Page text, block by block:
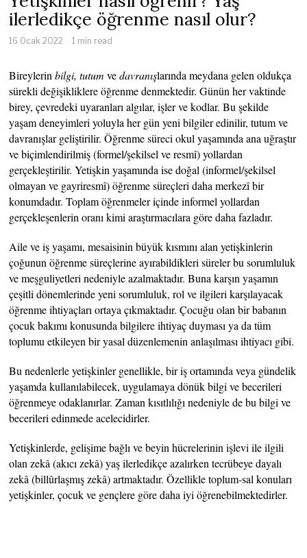
ilerledikçe öğrenme nasıl olur?
16 Ocak 2022 1 min read
Bireylerinbilgi, tutum vedavranışlarında meydana gelen oldukça
sürekli değişikliklere öğrenme denmektedir. Günün her vaktinde
birey, çevredeki uyaranları algılar, işler ve kodlar. Bu şekilde
yaşam deneyimleri yoluyla her gün yeni bilgiler edinilir, tutum ve
davranışlar geliştirilir. Öğrenme süreci okul yaşamında ana uğraştır
ve biçimlendirilmiş (formel/şekilsel ve resmî) yollardan
gerçekleştirilir. Yetişkin yaşamında ise doğal (informel/şekilsel
olmayan ve gayriresmî) öğrenme süreçleri daha merkezî bir
konumdadır. Toplam öğrenmeler içinde informel yollardan
gerçekleşenlerin oranı kimi araştırmacılara göre daha fazladır.
Aile ve iş yaşamı, mesaisinin büyük kısmını alan yetişkinlerin
çoğunun öğrenme süreçlerine ayırabildikleri süreler bu sorumluluk
ve meşguliyetleri nedeniyle azalmaktadır. Buna karşın yaşamın
çeşitli dönemlerinde yeni sorumluluk, rol ve ilgileri karşılayacak
öğrenme ihtiyaçları ortaya çıkmaktadır. Çocuğu olan bir babanın
çocuk bakımı konusunda bilgilere ihtiyaç duyması ya da tüm
toplumu etkileyen bir yasal düzenlemenin anlaşılması ihtiyacı gibi.
Bu nedenlerle yetişkinler genellikle, bir iş ortamında veya gündelik
yaşamda kullanılabilecek, uygulamaya dönük bilgi ve becerileri
öğrenmeye odaklanırlar. Zaman kısıtlılığı nedeniyle de bu bilgi ve
becerileri edinmede acelecidirler.
Yetişkinlerde, gelişime bağlı ve beyin hücrelerinin işlevi ile ilgili
olan zekâ (akıcı zekâ) yaş ilerledikçe azalırken tecrübeye dayalı
zekâ (billûrlaşmış zekâ) artmaktadır. Özellikle toplum-sal konuları
yetişkinler, çocuk ve gençlere göre daha iyi öğrenebilmektedirler.